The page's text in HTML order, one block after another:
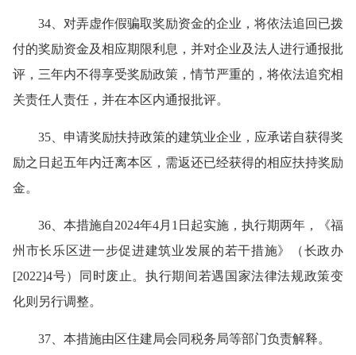
34、对弄虚作假骗取奖励资金的企业，将依法追回已拨
付的奖励资金及相应期限利息，并对企业及法人进行通报批
评，三年内不得享受奖励政策，情节严重的，将依法追究相
关责任人责任，并在本区内通报批评。
35、申请奖励扶持政策的建筑业企业，应承诺自获得奖
励之日起五年内迁离本区，需返还已经获得的相应扶持奖励
金。
36、本措施自2024年4月1日起实施，执行期两年，《福
州市长乐区进一步促进建筑业发展的若干措施》（长政办
[2022]4号）同时废止。执行期间若遇国家法律法规政策变
化则另行调整。
37、本措施由区住建局会同税务局等部门负责解释。